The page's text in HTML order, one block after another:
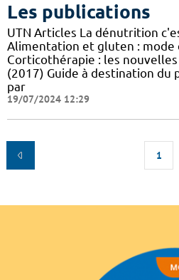
Les publications
UTN Articles La dénutrition
Alimentation et gluten : mode
Corticothérapie : les
(2017) Guide à destination du
par
19/07/2024 12:29
1